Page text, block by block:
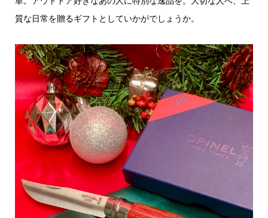
質な日常を贈るギフトとしていかがでしょうか。